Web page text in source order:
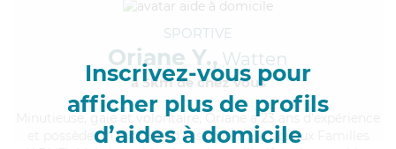
Inscrivez-vous pour
afficher plus de profils
d’aides à domicile
SPORTIVE
Oriane Y., Watten
à 5km de chez Vous
, gaie et volontaire, Oriane a 23 ans d'expérience
et possède un diplôme d'Assistante De Vie aux Familles